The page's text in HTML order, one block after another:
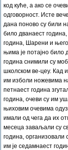
код куће, а ако се
одговорност. Исте
дана поново су били
било дванаест
година, Шарени и
њима је потајно било
година снимили су
школском ве-цеу. Кад
им изболи ножевима
петнаест година
година, очеви су им
њиховим очевима
имали од чега да их
месеца заваљали су
година, организовали
им је седамнаест